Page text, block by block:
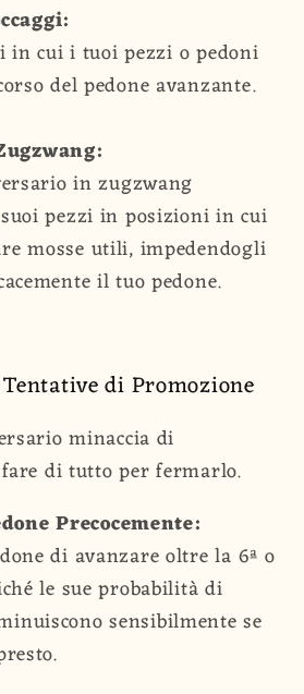
in cui i tuoi pezzi o pedoni
del pedone avanzante.
in zugzwang
pezzi in posizioni in cui
mosse utili, impedendogli
il tuo pedone.
di Promozione
minaccia di
di tutto per fermarlo.
Precocemente:
di avanzare oltre la 6ª o
le sue probabilità di
sensibilmente se